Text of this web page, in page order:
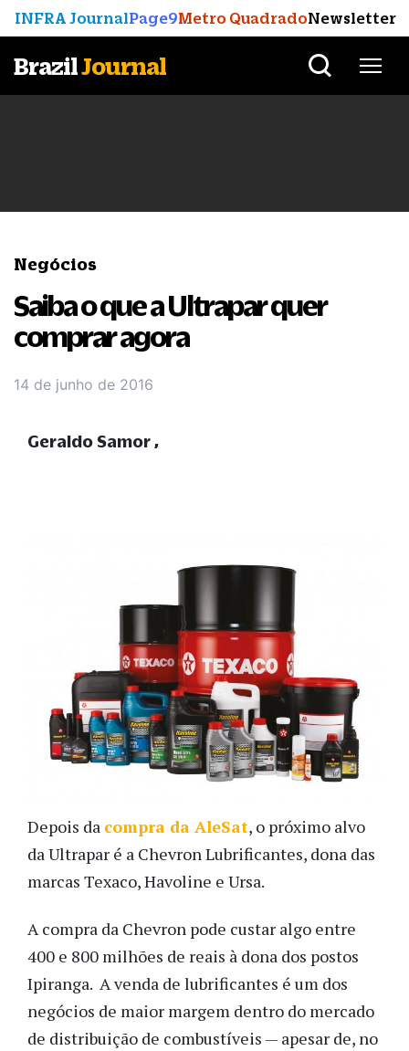
INFRA JournalPage9Metro QuadradoNewsletter
BrazilJournal
Negócios
Saiba o que a Ultrapar quer
comprar agora
14 de junho de 2016
Depois da compra da AleSat, o próximo alvo
da Ultrapar é a Chevron Lubrificantes, dona das
marcas Texaco, Havoline e Ursa.
A compra da Chevron pode custar algo entre
400 e 800 milhões de reais à dona dos postos
Ipiranga. A venda de lubrificantes é um dos
negócios de maior margem dentro do mercado
de distribuição de combustíveis — apesar de, no
Geraldo Samor